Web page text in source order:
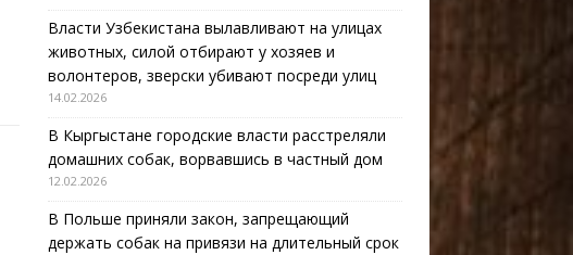
Власти Узбекистана вылавливают на улицах
животных, силой отбирают у хозяев и
волонтеров, зверски убивают посреди улиц
14.02.2026
В Кыргыстане городские власти расстреляли
домашних собак, ворвавшись в частный дом
12.02.2026
В Польше приняли закон, запрещающий
держать собак на привязи на длительный срок